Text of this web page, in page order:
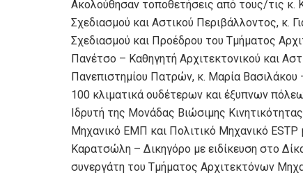
Ακολούθησαν τοποθετήσεις από τους/τις κ.
Σχεδιασμού και Αστικού Περιβάλλοντος, κ.
Σχεδιασμού και Προέδρου του Τμήματος
Πανέτσο – Καθηγητή Αρχιτεκτονικού και
Πανεπιστημίου Πατρών, κ. Μαρία
100 κλιματικά ουδέτερων και έξυπνων
Ιδρυτή της Μονάδας Βιώσιμης
Μηχανικό ΕΜΠ και Πολιτικό Μηχανικό ESTP
Καρατσώλη – Δικηγόρο με ειδίκευση στο
συνεργάτη του Τμήματος Αρχιτεκτόνων